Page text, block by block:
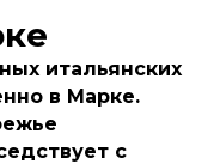
итальянских
в Марке.
с